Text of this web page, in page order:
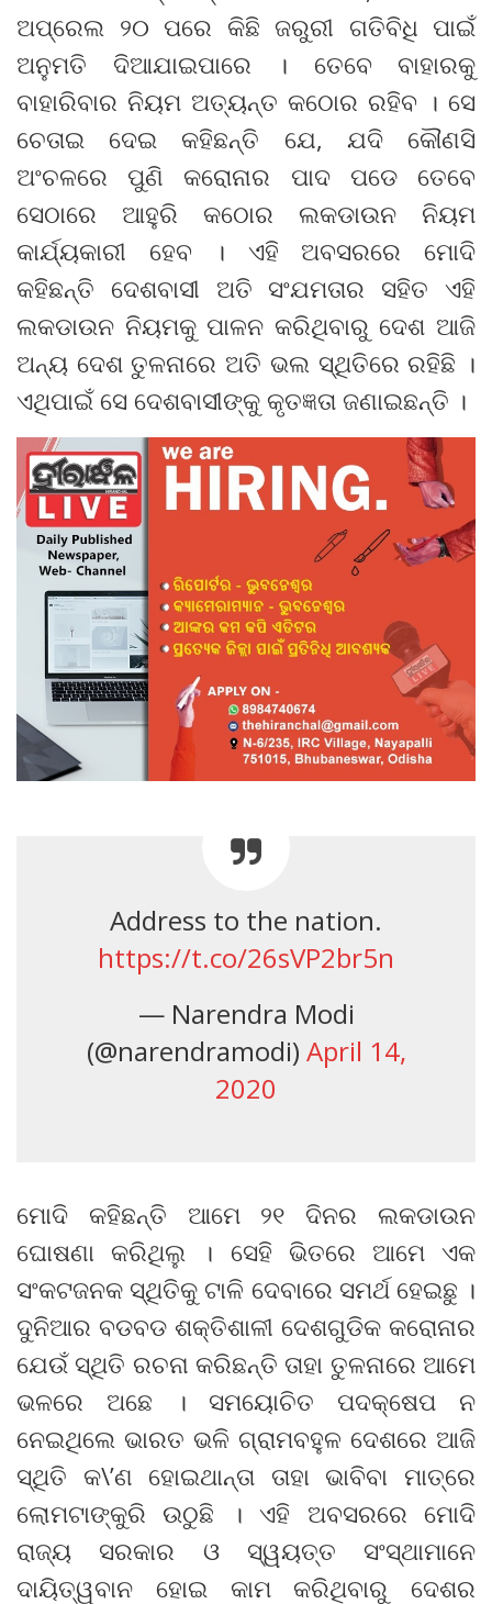
ଅପ୍ରେଲ ୨୦ ପରେ କିଛି ଜରୁରୀ ଗତିବିଧି ପାଇଁ
ଅନୁମତି ଦିଆଯାଇପାରେ । ତେବେ ବାହାରକୁ
ବାହାରିବାର ନିୟମ ଅତ୍ୟନ୍ତ କଠୋର ରହିବ । ସେ
ଚେତାଇ ଦେଇ କହିଛନ୍ତି ଯେ, ଯଦି କୌଣସି
ଅଂଚଳରେ ପୁଣି କରୋନାର ପାଦ ପଡେ ତେବେ
ସେଠାରେ ଆହୁରି କଠୋର ଲକଡାଉନ ନିୟମ
କାର୍ଯ୍ୟକାରୀ ହେବ । ଏହି ଅବସରରେ ମୋଦି
କହିଛନ୍ତି ଦେଶବାସୀ ଅତି ସଂଯମତାର ସହିତ ଏହି
ଲକଡାଉନ ନିୟମକୁ ପାଳନ କରିଥିବାରୁ ଦେଶ ଆଜି
ଅନ୍ୟ ଦେଶ ତୁଳନାରେ ଅତି ଭଲ ସ୍ଥିତିରେ ରହିଛି ।
ଏଥିପାଇଁ ସେ ଦେଶବାସୀଙ୍କୁ କୃତଜ୍ଞତା ଜଣାଇଛନ୍ତି ।
Address to the nation.
https://t.co/26sVP2br5n
— Narendra Modi
(@narendramodi) April 14,
2020
ମୋଦି କହିଛନ୍ତି ଆମେ ୨୧ ଦିନର ଲକଡାଉନ
ଘୋଷଣା କରିଥିଲୁ । ସେହି ଭିତରେ ଆମେ ଏକ
ସଂକଟଜନକ ସ୍ଥିତିକୁ ଟାଳି ଦେବାରେ ସମର୍ଥ ହେଇଛୁ ।
ଦୁନିଆର ବଡବଡ ଶକ୍ତିଶାଳୀ ଦେଶଗୁଡିକ କରୋନାର
ଯେଉଁ ସ୍ଥିତି ରଚନା କରିଛନ୍ତି ତାହା ତୁଳନାରେ ଆମେ
ଭଳରେ ଅଛେ । ସମୟୋଚିତ ପଦକ୍ଷେପ ନ
ନେଇଥିଲେ ଭାରତ ଭଳି ଗ୍ରାମବହୁଳ ଦେଶରେ ଆଜି
ସ୍ଥିତି କ\’ଣ ହୋଇଥାନ୍ତା ତାହା ଭାବିବା ମାତ୍ରେ
ଲୋମଟାଙ୍କୁରି ଉଠୁଛି । ଏହି ଅବସରରେ ମୋଦି
ରାଜ୍ୟ ସରକାର ଓ ସ୍ୱୟତ୍ତ ସଂସ୍ଥାମାନେ
ଦାୟିତ୍ୱବାନ ହୋଇ କାମ କରିଥିବାରୁ ଦେଶର